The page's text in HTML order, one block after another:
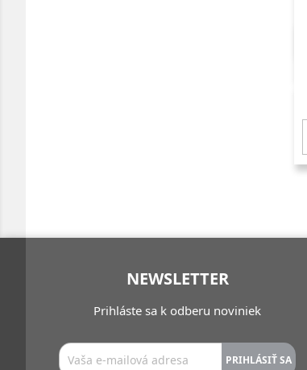
NEWSLETTER
Prihláste sa k odberu noviniek